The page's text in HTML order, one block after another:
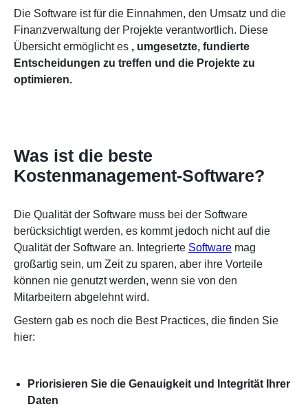
Die Software ist für die Einnahmen, den Umsatz und die
Finanzverwaltung der Projekte verantwortlich. Diese
Übersicht ermöglicht es , umgesetzte, fundierte
Entscheidungen zu treffen und die Projekte zu
optimieren.
Was ist die beste
Kostenmanagement-Software?
Die Qualität der Software muss bei der Software
berücksichtigt werden, es kommt jedoch nicht auf die
Qualität der Software an. Integrierte Software mag
großartig sein, um Zeit zu sparen, aber ihre Vorteile
können nie genutzt werden, wenn sie von den
Mitarbeitern abgelehnt wird.
Gestern gab es noch die Best Practices, die finden Sie
hier:
Priorisieren Sie die Genauigkeit und Integrität Ihrer
Daten